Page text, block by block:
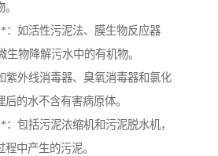
如活性污泥法、膜生物反应器
生物降解污水中的有机物。
外线消毒器、臭氧消毒器和氯化
的水不含有害病原体。
包括污泥浓缩机和污泥脱水机，
中产生的污泥。